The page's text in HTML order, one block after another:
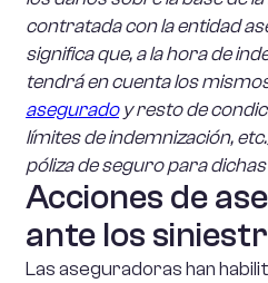
contratada con la entidad
significa que, a la hora de
tendrá en cuenta los
aseguradoy resto de
límites de indemnización,
póliza de seguro para
Acciones de
ante los
Las aseguradoras han